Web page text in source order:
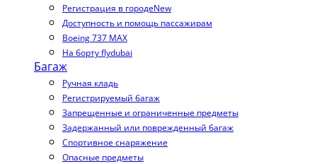
Регистрация в городеNew
Доступность и помощь пассажирам
Boeing 737 MAX
На борту flydubai
Багаж
Ручная кладь
Регистрируемый багаж
Запрещенные и ограниченные предметы
Задержанный или поврежденный багаж
Спортивное снаряжение
Опасные предметы